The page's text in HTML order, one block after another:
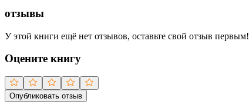
отзывы
У этой книги ещё нет отзывов, оставьте свой отзыв первым!
Оцените книгу
Опубликовать отзыв